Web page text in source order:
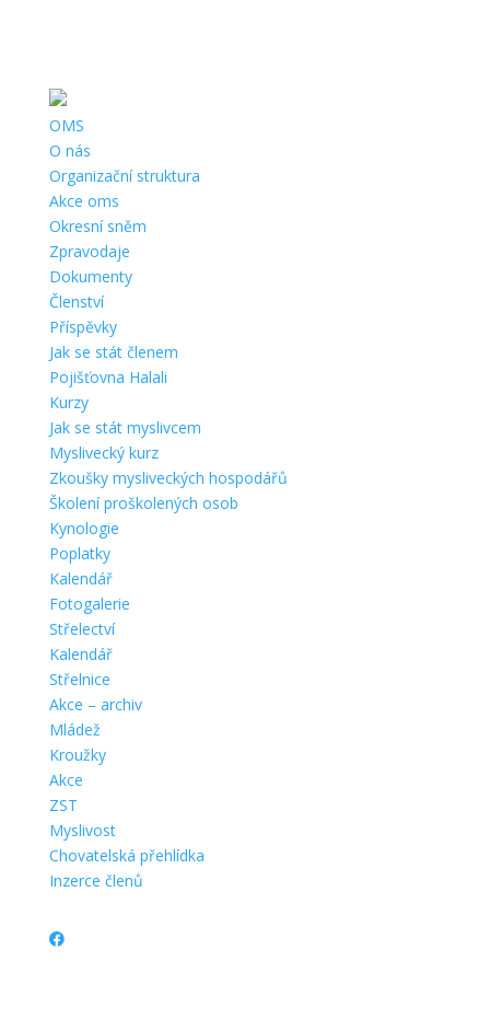
OMS
O nás
Organizační struktura
Akce oms
Okresní sněm
Zpravodaje
Dokumenty
Členství
Příspěvky
Jak se stát členem
Pojišťovna Halali
Kurzy
Jak se stát myslivcem
Myslivecký kurz
Zkoušky mysliveckých hospodářů
Školení proškolených osob
Kynologie
Poplatky
Kalendář
Fotogalerie
Střelectví
Kalendář
Střelnice
Akce – archiv
Mládež
Kroužky
Akce
ZST
Myslivost
Chovatelská přehlídka
Inzerce členů